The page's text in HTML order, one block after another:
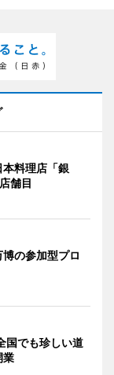
料理店「銀
舗目
の参加型プロ
でも珍しい道
業